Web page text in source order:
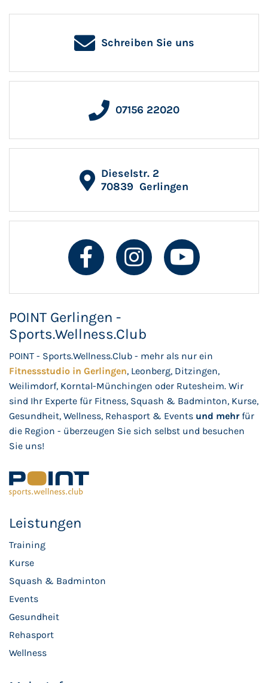
Schreiben Sie uns
07156 22020
Dieselstr. 2
70839 Gerlingen
POINT Gerlingen -
Sports.Wellness.Club
POINT - Sports.Wellness.Club - mehr als nur ein
Fitnessstudio in Gerlingen, Leonberg, Ditzingen,
Weilimdorf, Korntal-Münchingen oder Rutesheim. Wir
sind Ihr Experte für Fitness, Squash & Badminton, Kurse,
Gesundheit, Wellness, Rehasport & Events und mehrfür
die Region - überzeugen Sie sich selbst und besuchen
Sie uns!
Leistungen
Training
Kurse
Squash & Badminton
Events
Gesundheit
Rehasport
Wellness